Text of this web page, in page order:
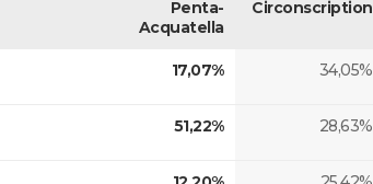
Penta-
Acquatella
Circonscription
17,07% 34,05%
51,22% 28,63%